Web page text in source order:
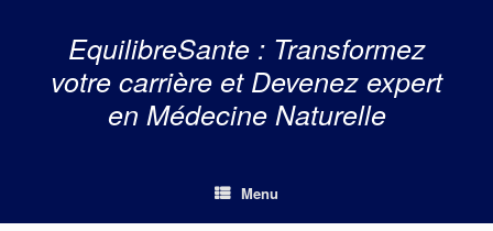
EquilibreSante : Transformez
votre carrière et Devenez expert
en Médecine Naturelle
Menu